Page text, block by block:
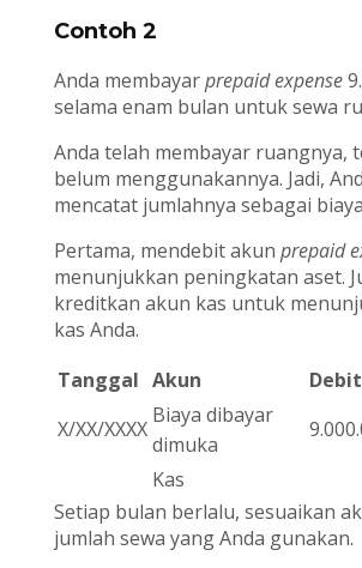
Contoh 2
Anda membayarprepaid expense
selama enam bulan untuk sewa
Anda telah membayar ruangnya,
belum menggunakannya. Jadi,
mencatat jumlahnya sebagai
Pertama, mendebit akun prepaid
menunjukkan peningkatan aset.
kreditkan akun kas untuk
kas Anda.
Tanggal Akun Debit
X/XX/XXXX
Biaya dibayar
dimuka
Kas
Setiap bulan berlalu, sesuaikan
jumlah sewa yang Anda gunakan.